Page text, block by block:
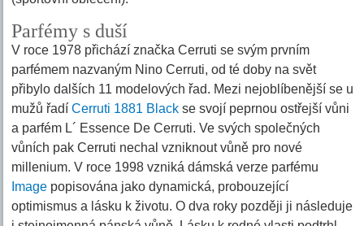
Parfémy s duší
V roce 1978 přichází značka Cerruti se svým prvním
parfémem nazvaným Nino Cerruti, od té doby na svět
přibylo dalších 11 modelových řad. Mezi nejoblíbenější se u
mužů řadíCerruti 1881 Black se svojí peprnou ostřejší vůni
a parfém L´ Essence De Cerruti. Ve svých společných
vůních pak Cerruti nechal vzniknout vůně pro nové
millenium. V roce 1998 vzniká dámská verze parfému
Image popisována jako dynamická, probouzející
optimismus a lásku k životu. O dva roky později ji následuje